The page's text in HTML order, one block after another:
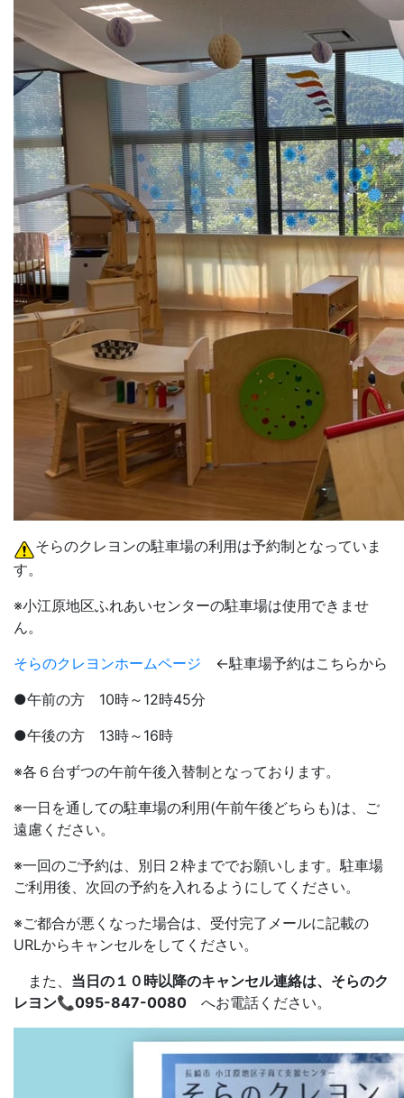
そらのクレヨンの駐車場の利用は予約制となっていま
す。
※小江原地区ふれあいセンターの駐車場は使用できませ
ん。
そらのクレヨンホームページ ←駐車場予約はこちらから
●午前の方 10時～12時45分
●午後の方 13時～16時
※各６台ずつの午前午後入替制となっております。
※一日を通しての駐車場の利用(午前午後どちらも)は、ご
遠慮ください。
※一回のご予約は、別日２枠まででお願いします。駐車場
ご利用後、次回の予約を入れるようにしてください。
※ご都合が悪くなった場合は、受付完了メールに記載の
URLからキャンセルをしてください。
また、 当日の１０時以降のキャンセル連絡は、そらのク
レヨン📞095-847-0080 へお電話ください。